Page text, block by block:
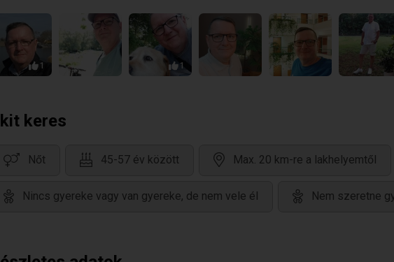
1 1
keres
Nőt 45-57 év között Max. 20 km-re a lakhelyemtől
Nincs gyereke vagy van gyereke, de nem vele él Nem szeretne